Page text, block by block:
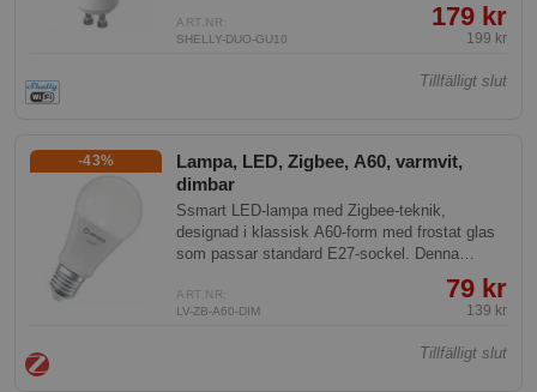
ART.NR:
SHELLY-DUO-GU10
179 kr
199 kr
Tillfälligt slut
Lampa, LED, Zigbee, A60, varmvit,
dimbar
-43%
Ssmart LED-lampa med Zigbee-teknik,
designad i klassisk A60-form med frostat glas
som passar standard E27-sockel. Denna
energieffektiva lampa kombinerar modern
trådlös styrning med det behagliga ljuset från
en traditionell 60W glödlampa. Perfekt för
ART.NR:
LV-ZB-A60-DIM
79 kr
139 kr
Tillfälligt slut